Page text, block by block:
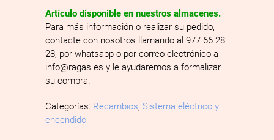
Artículo disponible en nuestros almacenes.
Para más información o realizar su pedido,
contacte con nosotros llamando al 977 66 28
28, por whatsapp o por correo electrónico a
info@ragas.es y le ayudaremos a formalizar
su compra.
Categorías: Recambios, Sistema eléctrico y
encendido